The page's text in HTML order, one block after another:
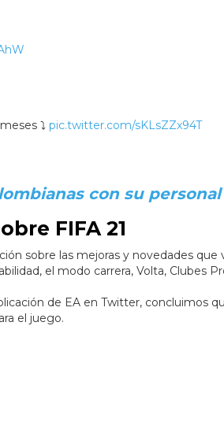
⤵️ pic.twitter.com/sKLsZZx94T
con su personal
FIFA 21
sobre las mejoras y novedades que
el modo carrera, Volta, Clubes
de EA en Twitter, concluimos
el juego.